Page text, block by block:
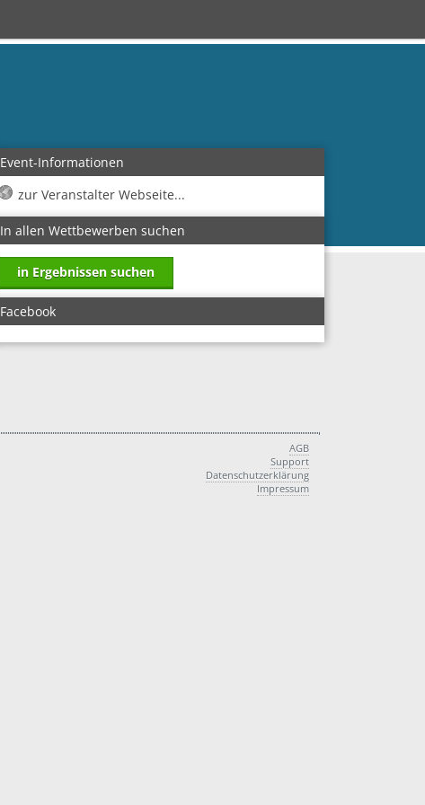
Event-Informationen
zur Veranstalter Webseite...
In allen Wettbewerben suchen
in Ergebnissen suchen
Facebook
AGB
Support
Datenschutzerklärung
Impressum